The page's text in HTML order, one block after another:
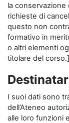
la conservazione
richieste di
questo non
formativo in
o altri elementi
titolare del corso.]
I suoi dati sono
dell’Ateneo
alle loro funzioni